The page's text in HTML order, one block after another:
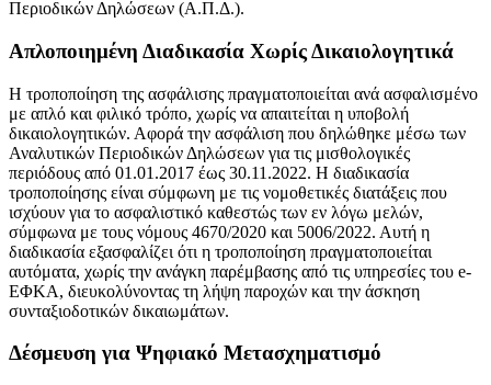
Περιοδικών Δηλώσεων (Α.Π.Δ.).
Απλοποιημένη Διαδικασία Χωρίς Δικαιολογητικά
Η τροποποίηση της ασφάλισης πραγματοποιείται ανά ασφαλισμένο
με απλό και φιλικό τρόπο, χωρίς να απαιτείται η υποβολή
δικαιολογητικών. Αφορά την ασφάλιση που δηλώθηκε μέσω των
Αναλυτικών Περιοδικών Δηλώσεων για τις μισθολογικές
περιόδους από 01.01.2017 έως 30.11.2022. Η διαδικασία
τροποποίησης είναι σύμφωνη με τις νομοθετικές διατάξεις που
ισχύουν για το ασφαλιστικό καθεστώς των εν λόγω μελών,
σύμφωνα με τους νόμους 4670/2020 και 5006/2022. Αυτή η
διαδικασία εξασφαλίζει ότι η τροποποίηση πραγματοποιείται
αυτόματα, χωρίς την ανάγκη παρέμβασης από τις υπηρεσίες του e-
ΕΦΚΑ, διευκολύνοντας τη λήψη παροχών και την άσκηση
συνταξιοδοτικών δικαιωμάτων.
Δέσμευση για Ψηφιακό Μετασχηματισμό